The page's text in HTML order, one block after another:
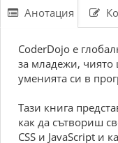
Анотация
CoderDojo е
за младежи, чиято
уменията си в
Тази книга
как да сътвориш
CSS и JavaScript и